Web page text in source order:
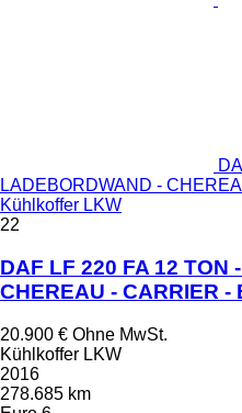
LADEBORDWAND -
Kühlkoffer LKW
22
DAF LF 220 FA 12 TON
CHEREAU - CARRIER -
20.900 € Ohne MwSt.
Kühlkoffer LKW
2016
278.685 km